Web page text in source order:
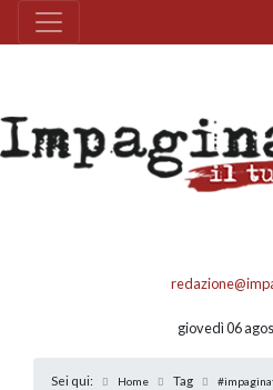
giovedì 06
Sei qui: Home Tag